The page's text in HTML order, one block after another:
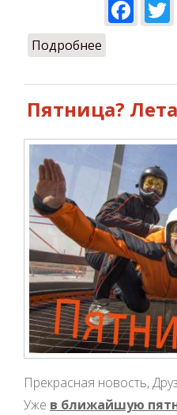
Подробнее
Пятница?
Прекрасная новость,
Уже в ближайшую